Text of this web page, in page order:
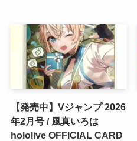
【発売中】Vジャンプ 2026
年2月号 / 風真いろは
hololive OFFICIAL CARD